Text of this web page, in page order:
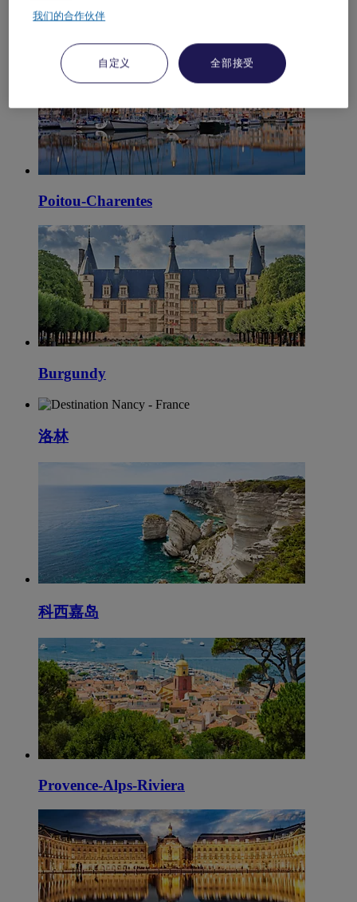
Poitou-Charentes
Burgundy
洛林
科西嘉岛
Provence-Alps-Riviera
我们的合作伙伴
自定义 全部接受